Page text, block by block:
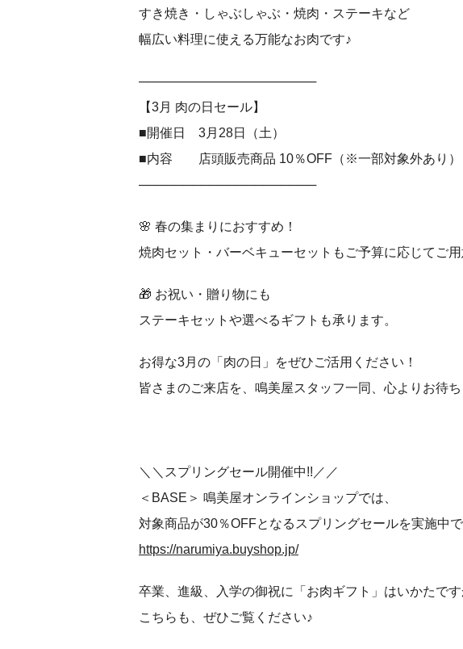
すき焼き・しゃぶしゃぶ・焼肉・ステーキなど
幅広い料理に使える万能なお肉です♪
────────────────────
【3月 肉の日セール】
■開催日 3月28日（土）
■内容 店頭販売商品 10％OFF（※一部対象外あり）
────────────────────
🌸 春の集まりにおすすめ！
焼肉セット・バーベキューセットもご予算に応じてご用
🎁 お祝い・贈り物にも
ステーキセットや選べるギフトも承ります。
お得な3月の「肉の日」をぜひご活用ください！
皆さまのご来店を、鳴美屋スタッフ一同、心よりお待ち
＼＼スプリングセール開催中!!／／
＜BASE＞ 鳴美屋オンラインショップでは、
対象商品が30％OFFとなるスプリングセールを実施中
https://narumiya.buyshop.jp/
卒業、進級、入学の御祝に「お肉ギフト」はいかたです
こちらも、ぜひご覧ください♪